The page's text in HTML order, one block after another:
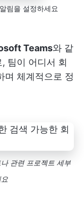
림을 설정하세요
Teams와 같
팀이 어디서 회
며 체계적으로 정
관련 프로젝트 세부